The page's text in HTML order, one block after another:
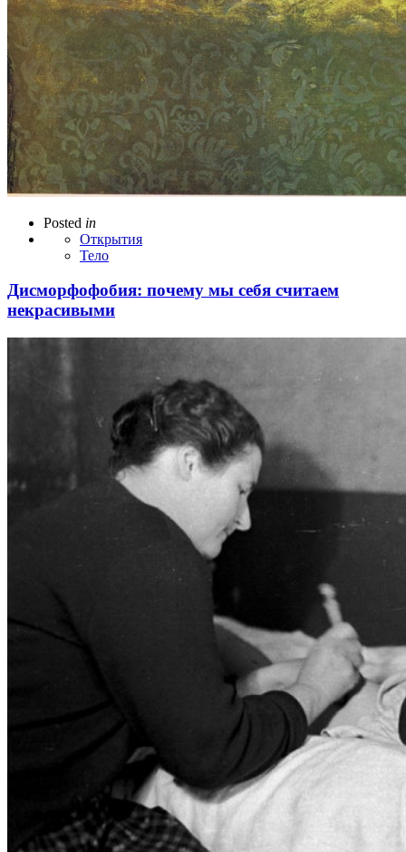
Posted in
Открытия
Тело
Дисморфофобия: почему мы себя считаем
некрасивыми